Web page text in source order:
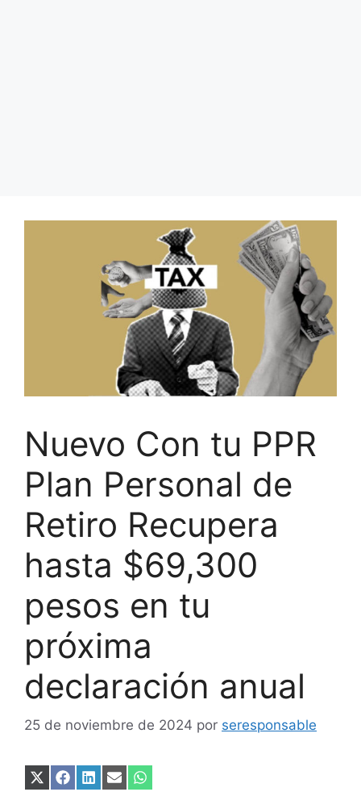
Nuevo Con tu PPR
Plan Personal de
Retiro Recupera
hasta $69,300
pesos en tu
próxima
declaración anual
25 de noviembre de 2024 por seresponsable
Compartir
Compartir
Compartir
Compartir
Compartir